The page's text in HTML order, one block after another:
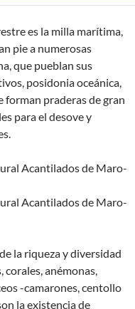
es la milla marítima,
pie a numerosas
que pueblan sus
posidonia oceánica,
forman praderas de gran
para el desove y
Acantilados de Maro-
Acantilados de Maro-
la riqueza y diversidad
anémonas,
-camarones, centollo
la existencia de